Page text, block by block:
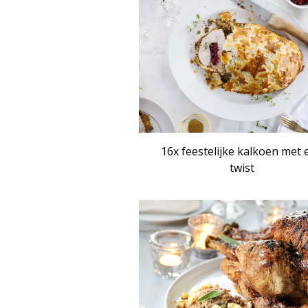
16x feestelijke kalkoen met
twist